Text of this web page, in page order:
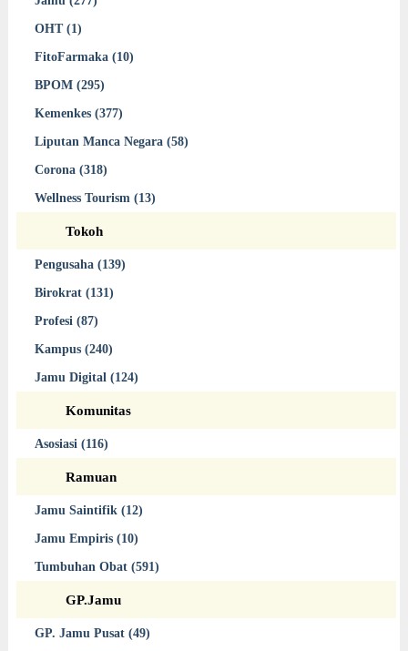
OHT (1)
FitoFarmaka (10)
BPOM (295)
Kemenkes (377)
Liputan Manca Negara (58)
Corona (318)
Wellness Tourism (13)
Tokoh
Pengusaha (139)
Birokrat (131)
Profesi (87)
Kampus (240)
Jamu Digital (124)
Komunitas
Asosiasi (116)
Ramuan
Jamu Saintifik (12)
Jamu Empiris (10)
Tumbuhan Obat (591)
GP.Jamu
GP. Jamu Pusat (49)